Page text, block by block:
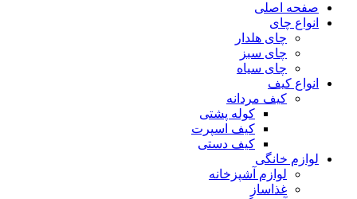
صفحه اصلی
انواع چای
چای هلدار
چای سبز
چای سیاه
انواع کیف
کیف مردانه
کوله پشتی
کیف اسپرت
کیف دستی
لوازم خانگی
لوازم آشپزخانه
غذاساز